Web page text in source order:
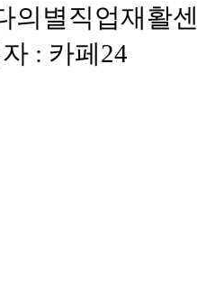
의별직업재활
: 카페24